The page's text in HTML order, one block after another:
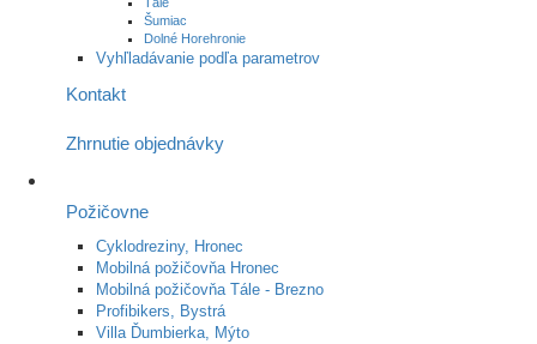
Šumiac
Dolné Horehronie
Vyhľladávanie podľa parametrov
Kontakt
Zhrnutie objednávky
Požičovne
Cyklodreziny, Hronec
Mobilná požičovňa Hronec
Mobilná požičovňa Tále - Brezno
Profibikers, Bystrá
Villa Ďumbierka, Mýto